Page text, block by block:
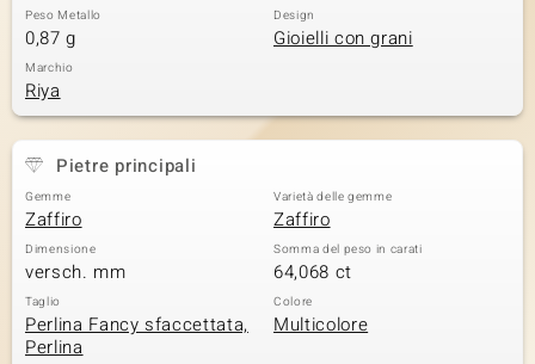
Peso Metallo
0,87 g
Design
Gioielli con grani
Marchio
Riya
Pietre principali
Gemme
Zaffiro
Varietà delle gemme
Zaffiro
Dimensione
versch. mm
Somma del peso in carati
64,068 ct
Taglio
Perlina Fancy sfaccettata,
Perlina
Colore
Multicolore